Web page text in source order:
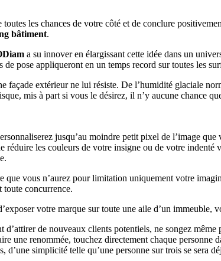
les chances de votre côté et de conclure
bâtiment.
a su innover en élargissant cette idée dans un
de pose appliqueront en un temps record sur toutes les
façade extérieur ne lui résiste. De l’humidité glaciale
mis à part si vous le désirez, il n’y aucune chance
jusqu’au moindre petit pixel de l’image
les couleurs de votre insigne ou de votre
vous n’aurez pour limitation uniquement votre
toute concurrence.
votre marque sur toute une aile d’un immeuble,
de nouveaux clients potentiels, ne songez même
une renommée, touchez directement chaque personne
simplicité telle qu’une personne sur trois se sera